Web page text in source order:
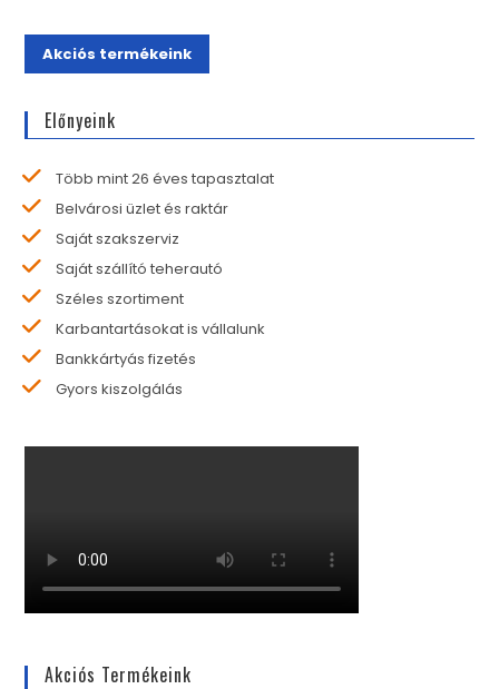
Akciós termékeink
Előnyeink
Több mint 26 éves tapasztalat
Belvárosi üzlet és raktár
Saját szakszerviz
Saját szállító teherautó
Széles szortiment
Karbantartásokat is vállalunk
Bankkártyás fizetés
Gyors kiszolgálás
Akciós Termékeink